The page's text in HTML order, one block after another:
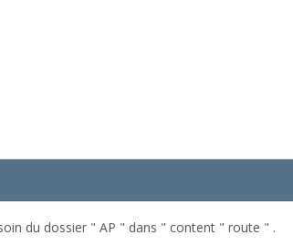
du dossier " AP " dans " content " route " .